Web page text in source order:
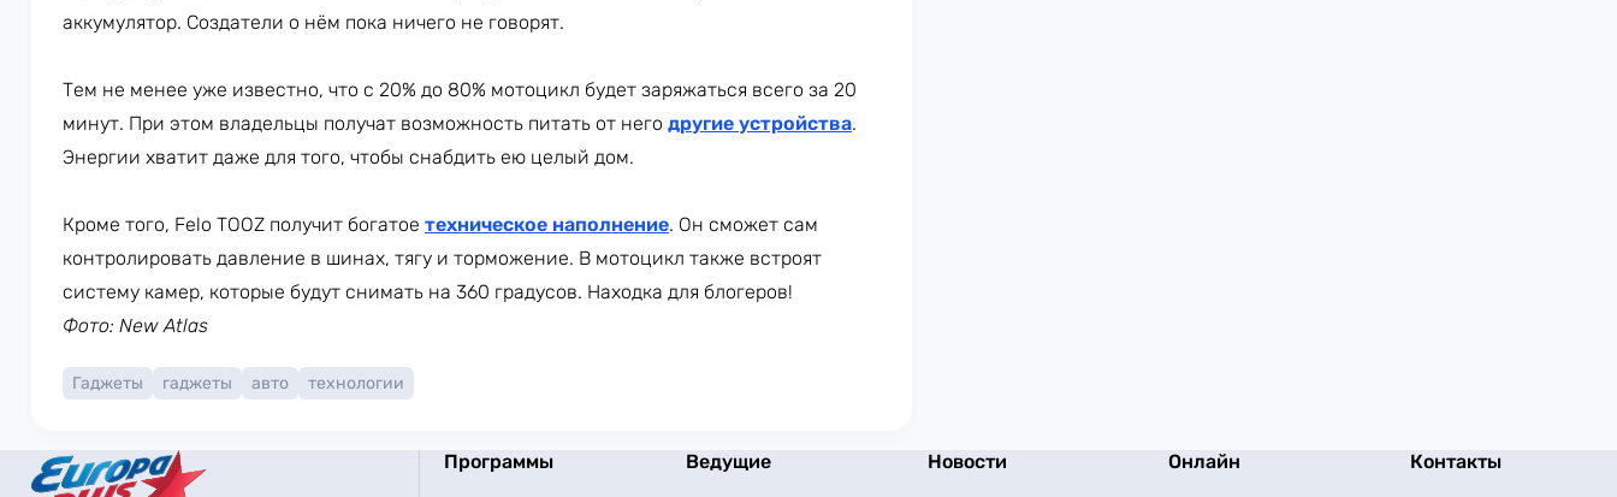
аккумулятор. Создатели о нём пока ничего не говорят.
Тем не менее уже известно, что с 20% до 80% мотоцикл будет заряжаться всего за 20
минут. При этом владельцы получат возможность питать от него другие устройства.
Энергии хватит даже для того, чтобы снабдить ею целый дом.
Кроме того, Felo TOOZ получит богатое техническое наполнение. Он сможет сам
контролировать давление в шинах, тягу и торможение. В мотоцикл также встроят
систему камер, которые будут снимать на 360 градусов. Находка для блогеров!
Фото: New Atlas
Гаджеты гаджеты авто технологии
Программы Ведущие Новости Онлайн Контакты